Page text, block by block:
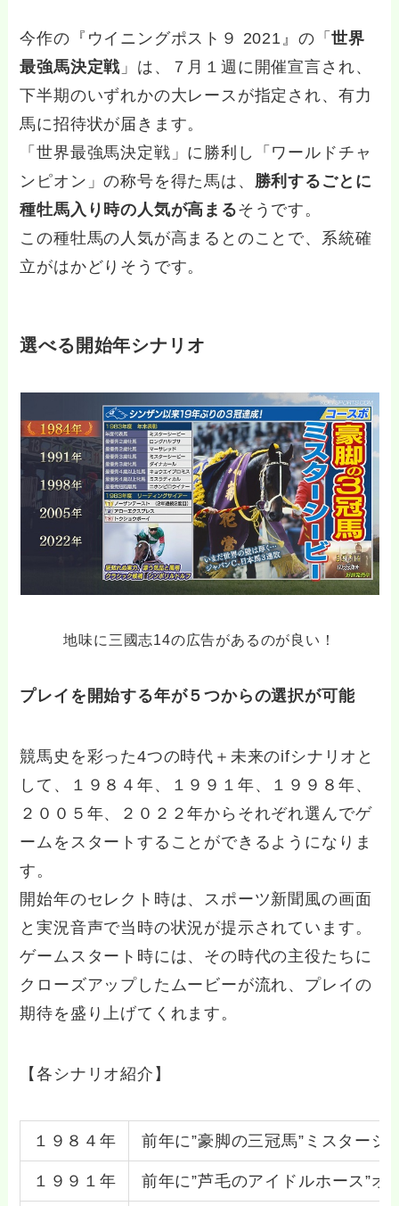
今作の『ウイニングポスト９ 2021』の「世界
最強馬決定戦 」は、７月１週に開催宣言され、
下半期のいずれかの大レースが指定され、有力
馬に招待状が届きます。
「世界最強馬決定戦」に勝利し「ワールドチャ
ンピオン」の称号を得た馬は、 勝利するごとに
種牡馬入り時の人気が高まるそうです。
この種牡馬の人気が高まるとのことで、系統確
立がはかどりそうです。
選べる開始年シナリオ
地味に三國志14の広告があるのが良い！
プレイを開始する年が５つからの選択が可能
競馬史を彩った4つの時代＋未来のifシナリオと
して、１９８４年、１９９１年、１９９８年、
２００５年、２０２２年からそれぞれ選んでゲ
ームをスタートすることができるようになりま
す。
開始年のセレクト時は、スポーツ新聞風の画面
と実況音声で当時の状況が提示されています。
ゲームスタート時には、その時代の主役たちに
クローズアップしたムービーが流れ、プレイの
期待を盛り上げてくれます。
【各シナリオ紹介】
１９８４年 前年に”豪脚の三冠馬”ミスター
１９９１年 前年に”芦毛のアイドルホース”